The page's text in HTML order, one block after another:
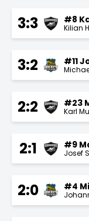
3:3 #8
Kilian
3:2 #11
2:2 #23
Karl
2:1 #9
Josef
2:0 #4